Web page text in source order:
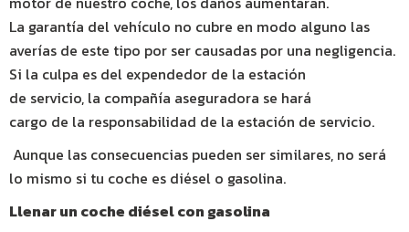
La garantía del vehículo no cubre en modo alguno las
averías de este tipo por ser causadas por una negligencia.
Si la culpa es del expendedor de la estación
de servicio, la compañía aseguradora se hará
cargo de la responsabilidad de la estación de servicio.
Aunque las consecuencias pueden ser similares, no será
lo mismo si tu coche es diésel o gasolina.
Llenar un coche diésel con gasolina